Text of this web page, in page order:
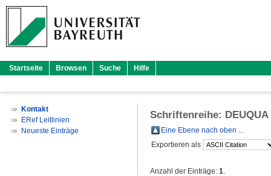
Startseite Browsen Suche Hilfe
Kontakt
ERef Leitlinien
Neueste Einträge
Schriftenreihe:
Eine Ebene nach oben ...
Exportieren als
Anzahl der Einträge: 1.